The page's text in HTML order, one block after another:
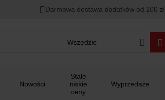
00 :
Darmowa dostawa dodatków od 100 zł
Wszędzie
Nowości
Stale
niskie
ceny
Wyprzedaże